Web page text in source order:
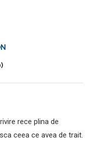
rece plina de
ceea ce avea de trait.